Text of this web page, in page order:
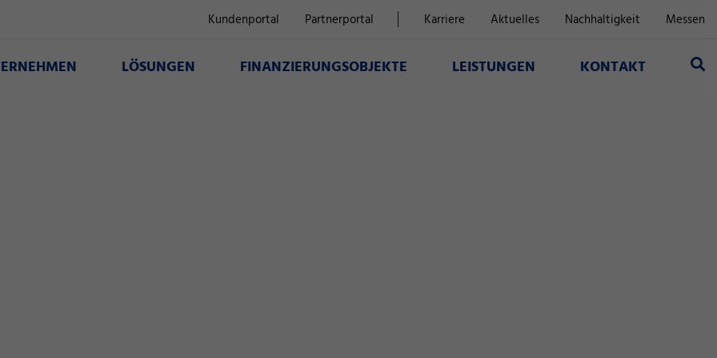
Kundenportal Partnerportal Karriere Aktuelles Nachhaltigkeit Messen
LÖSUNGEN FINANZIERUNGSOBJEKTE LEISTUNGEN KONTAKT